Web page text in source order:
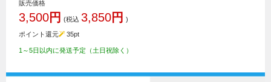
販売価格
3,500円 (税込3,850円 )
ポイント還元 35pt
1～5日以内に発送予定（土日祝除く）